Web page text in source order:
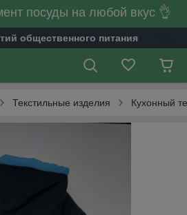
посуды на любой вкус 👌
общественного питания
Текстильные изделия Кухонный